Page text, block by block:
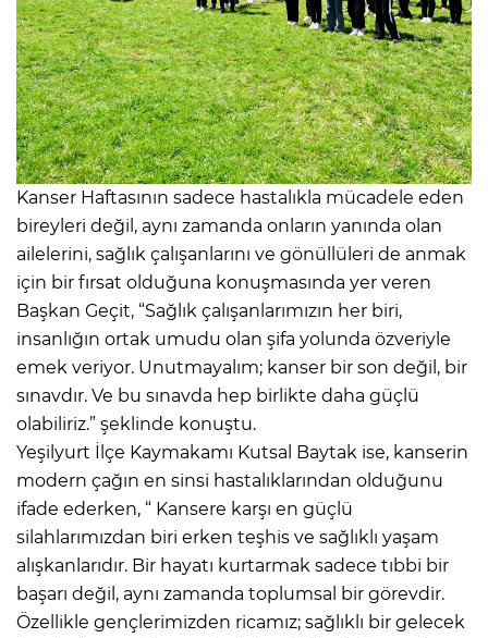
Kanser Haftasının sadece hastalıkla mücadele eden
bireyleri değil, aynı zamanda onların yanında olan
ailelerini, sağlık çalışanlarını ve gönüllüleri de anmak
için bir fırsat olduğuna konuşmasında yer veren
Başkan Geçit, “Sağlık çalışanlarımızın her biri,
insanlığın ortak umudu olan şifa yolunda özveriyle
emek veriyor. Unutmayalım; kanser bir son değil, bir
sınavdır. Ve bu sınavda hep birlikte daha güçlü
olabiliriz.” şeklinde konuştu.
Yeşilyurt İlçe Kaymakamı Kutsal Baytak ise, kanserin
modern çağın en sinsi hastalıklarından olduğunu
ifade ederken, “ Kansere karşı en güçlü
silahlarımızdan biri erken teşhis ve sağlıklı yaşam
alışkanlarıdır. Bir hayatı kurtarmak sadece tıbbi bir
başarı değil, aynı zamanda toplumsal bir görevdir.
Özellikle gençlerimizden ricamız; sağlıklı bir gelecek